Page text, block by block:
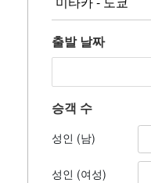
출발 날짜
승객 수
성인 (남)
성인 (여성)